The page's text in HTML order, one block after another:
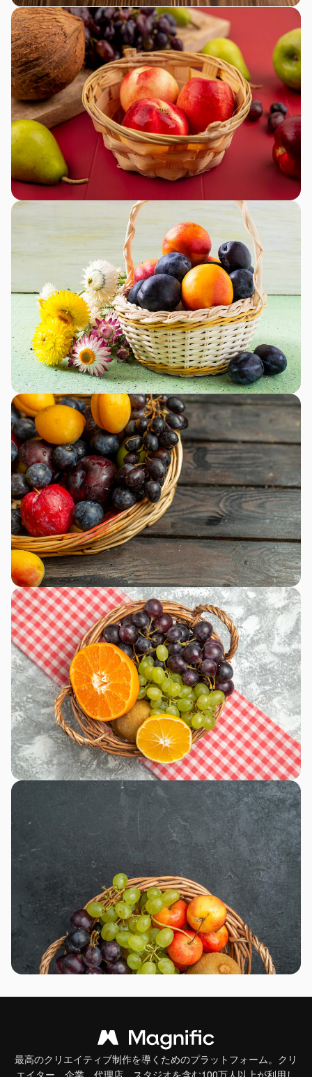
最高のクリエイティブ制作を導くためのプラットフォーム。クリ
エイター、企業、代理店、スタジオを含む100万人以上が利用し